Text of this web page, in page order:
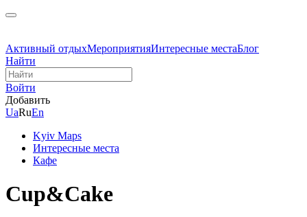
Активный отдыхМероприятияИнтересные местаБлог
Найти
Войти
Добавить
UaRuEn
Kyiv Maps
Интересные места
Кафе
Cup&Cake